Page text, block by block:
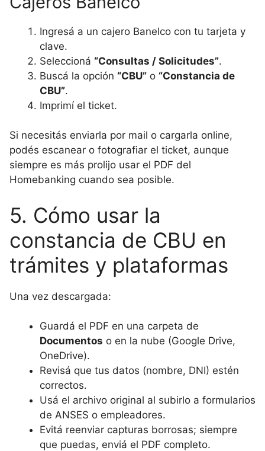
Ingresá a un cajero Banelco con tu tarjeta y
clave.
Seleccioná “Consultas / Solicitudes”.
Buscá la opción “CBU” o “Constancia de
CBU”.
Imprimí el ticket.
Si necesitás enviarla por mail o cargarla online,
podés escanear o fotografiar el ticket, aunque
siempre es más prolijo usar el PDF del
Homebanking cuando sea posible.
5. Cómo usar la
constancia de CBU en
trámites y plataformas
Una vez descargada:
Guardá el PDF en una carpeta de
Documentos o en la nube (Google Drive,
OneDrive).
Revisá que tus datos (nombre, DNI) estén
correctos.
Usá el archivo original al subirlo a formularios
de ANSES o empleadores.
Evitá reenviar capturas borrosas; siempre
que puedas, enviá el PDF completo.